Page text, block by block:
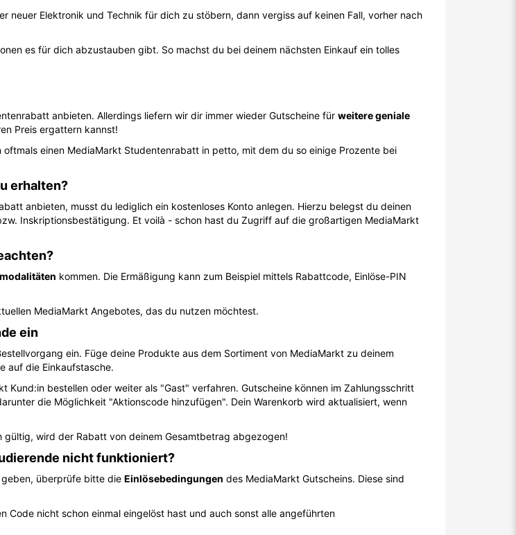
neuer Elektronik und Technik für dich zu stöbern, dann vergiss auf keinen Fall, vorher nach
es für dich abzustauben gibt. So machst du bei deinem nächsten Einkauf ein tolles
anbieten. Allerdings liefern wir dir immer wieder Gutscheine für weitere geniale
Preis ergattern kannst!
einen MediaMarkt Studentenrabatt in petto, mit dem du so einige Prozente bei
erhalten?
anbieten, musst du lediglich ein kostenloses Konto anlegen. Hierzu belegst du deinen
Inskriptionsbestätigung. Et voilà - schon hast du Zugriff auf die großartigen MediaMarkt
kommen. Die Ermäßigung kann zum Beispiel mittels Rabattcode, Einlöse-PIN
MediaMarkt Angebotes, das du nutzen möchtest.
ein
ein. Füge deine Produkte aus dem Sortiment von MediaMarkt zu deinem
auf die Einkaufstasche.
bestellen oder weiter als "Gast" verfahren. Gutscheine können im Zahlungsschritt
die Möglichkeit "Aktionscode hinzufügen". Dein Warenkorb wird aktualisiert, wenn
wird der Rabatt von deinem Gesamtbetrag abgezogen!
nicht funktioniert?
überprüfe bitte die Einlösebedingungen des MediaMarkt Gutscheins. Diese sind
nicht schon einmal eingelöst hast und auch sonst alle angeführten